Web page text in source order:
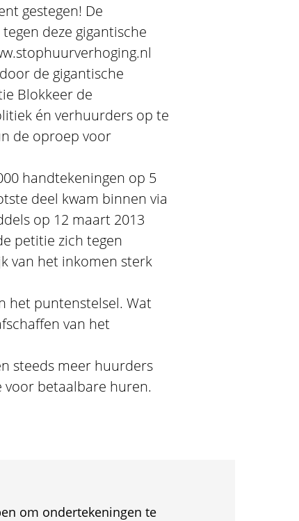
gestegen! De
deze gigantische
de gigantische
Blokkeer de
én verhuurders op te
de oproep voor
handtekeningen op 5
deel kwam binnen via
op 12 maart 2013
petitie zich tegen
van het inkomen sterk
het puntenstelsel. Wat
van het
steeds meer huurders
betaalbare huren.
om ondertekeningen te